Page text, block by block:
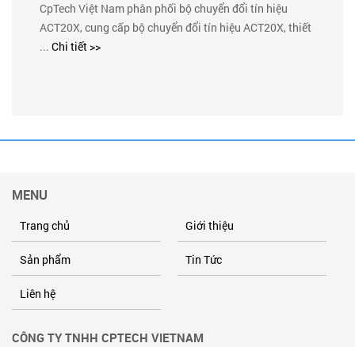
CpTech Việt Nam phân phối bộ chuyển đổi tín hiệu
ACT20X, cung cấp bộ chuyển đổi tín hiệu ACT20X, thiết
... Chi tiết >>
MENU
Trang chủ Giới thiệu
Sản phẩm Tin Tức
Liên hệ
CÔNG TY TNHH CPTECH VIETNAM